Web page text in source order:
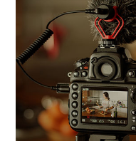
Social
Mierzymy
kompleksowe i
dobry wizerunek
Czuwamy i